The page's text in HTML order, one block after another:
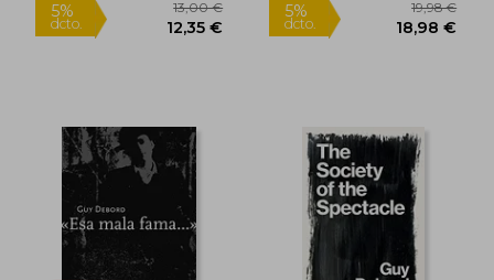
5%
dcto.
13,00 €
12,35 €
5%
dcto.